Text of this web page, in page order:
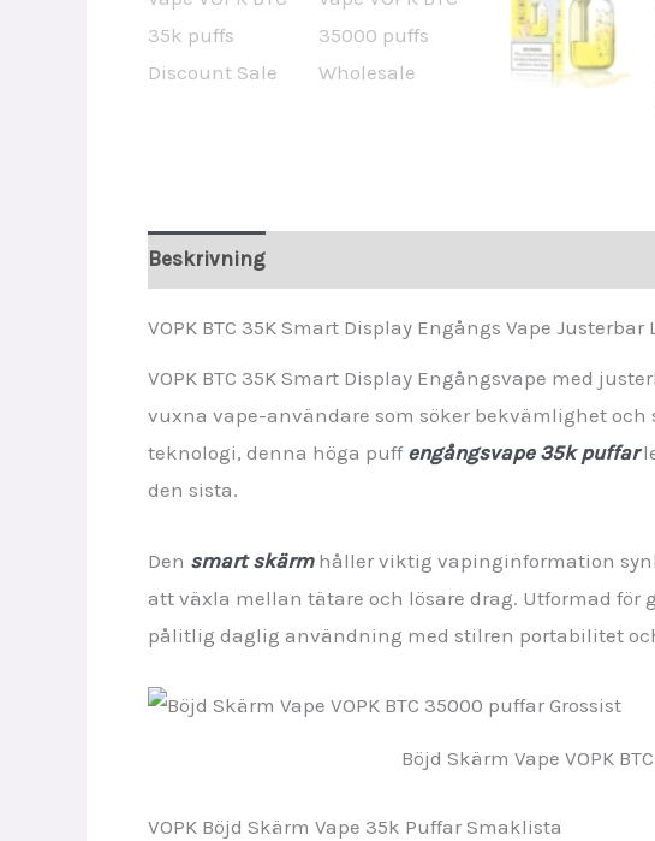
Beskrivning
VOPK BTC 35K Smart Display Engångs Vape Justerbar
VOPK BTC 35K Smart Display Engångsvape med
vuxna vape-användare som söker bekvämlighet
teknologi, denna höga puff engångsvape 35k puffar
den sista.
Den smart skärm håller viktig vapinginformation
att växla mellan tätare och lösare drag. Utformad för
pålitlig daglig användning med stilren portabilitet
Böjd Skärm Vape VOPK
VOPK Böjd Skärm Vape 35k Puffar Smaklista